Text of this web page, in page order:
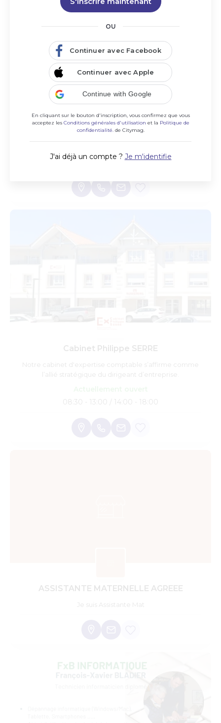
Création de site internet
Cabinet Philippe SERRE
Notre cabinet d'expertise comptable s’affirme comme
l’allié stratégique du dirigeant d’entreprise.
08:30 - 13:00 / 14:00 - 18:00
ASSISTANTE MATERNELLE AGREEE
Je suis Assistante Mat
OU
Continuer avec Facebook
Continuer avec Apple
Continue with Google
En cliquant sur le bouton d'inscription, vous confirmez que vous
acceptez les Conditions générales d'utilisation et la Politique de
confidentialité. de Citymag.
J'ai déjà un compte ? Je m'identifie